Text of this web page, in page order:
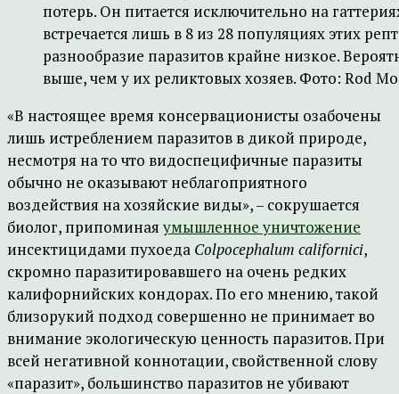
потерь. Он питается исключительно на
встречается лишь в 8 из 28 популяциях этих
разнообразие паразитов крайне низкое.
выше, чем у их реликтовых хозяев. Фото: Rod
«В настоящее время консервационисты озабочены
лишь истреблением паразитов в дикой природе,
несмотря на то что видоспецифичные паразиты
обычно не оказывают неблагоприятного
воздействия на хозяйские виды», – сокрушается
биолог, припоминая умышленное уничтожение
инсектицидами пухоеда Colpocephalum californici,
скромно паразитировавшего на очень редких
калифорнийских кондорах. По его мнению, такой
близорукий подход совершенно не принимает во
внимание экологическую ценность паразитов. При
всей негативной коннотации, свойственной слову
«паразит», большинство паразитов не убивают